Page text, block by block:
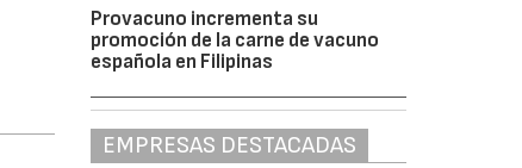
Provacuno incrementa su
promoción de la carne de vacuno
española en Filipinas
EMPRESAS DESTACADAS